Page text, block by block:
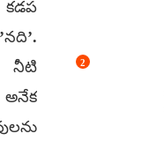
కడప
నీటి
2